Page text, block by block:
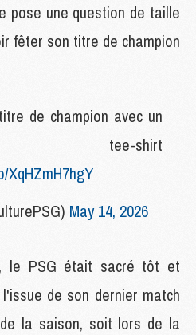
pose une question de taille
fêter son titre de champion
de champion avec un
tee-shirt
XqHZmH7hgY
May 14, 2026
le PSG était sacré tôt et
de son dernier match
la saison, soit lors de la